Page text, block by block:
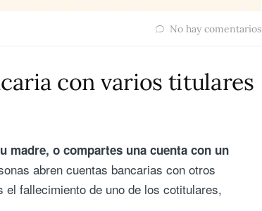
No hay comentarios
con varios titulares
madre, o compartes una cuenta con un
abren cuentas bancarias con otros
fallecimiento de uno de los cotitulares,